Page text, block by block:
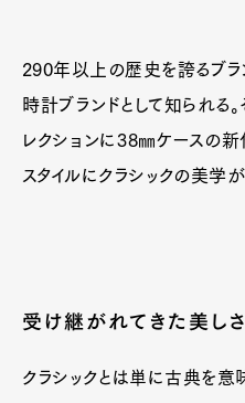
290年以上の歴史を誇るブラ
時計ブランドとして知られる
レクションに38㎜ケースの
スタイルにクラシックの美学が
受け継がれてきた美し
クラシックとは単に古典を意